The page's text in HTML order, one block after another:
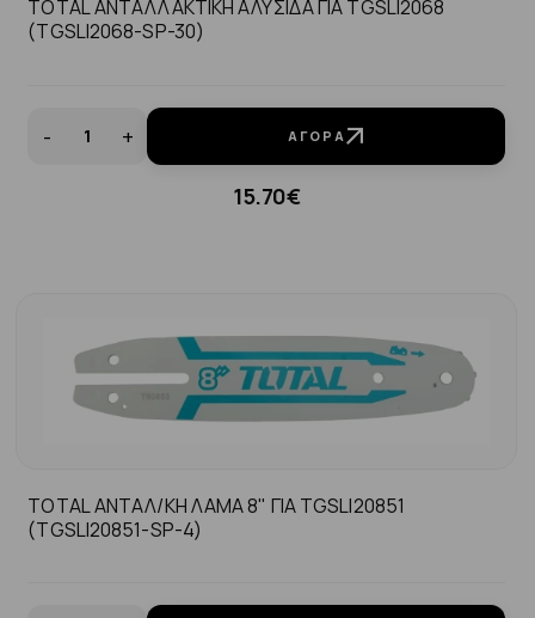
TOTAL ΑΝΤΑΛΛΑΚΤΙΚΗ ΑΛΥΣΙΔΑ ΓΙΑ TGSLI2068
(TGSLI2068-SP-30)
- + ΑΓΟΡΆ
15.70€
TOTAL ΑΝΤΑΛ/ΚΗ ΛΑΜΑ 8" ΓΙΑ TGSLI20851
(TGSLI20851-SP-4)